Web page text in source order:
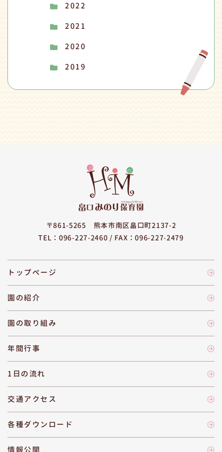
2022
2021
2020
2019
〒861-5265
熊本市南区畠口町2137-2
TEL：096-227-2460 / FAX：096-227-2479
トップページ
園の紹介
園の取り組み
年間行事
1日の流れ
交通アクセス
各種ダウンロード
情報公開